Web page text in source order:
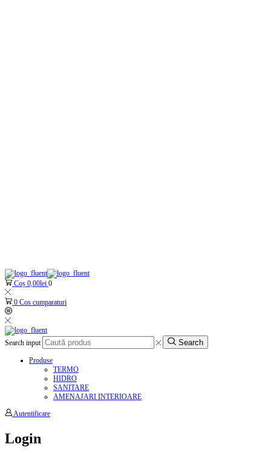
Coș 0,00lei 0
0 Cos cumparaturi
Search input Search
Produse
TERMO
HIDRO
SANITARE
AMENAJARI INTERIOARE
Autentificare
Login